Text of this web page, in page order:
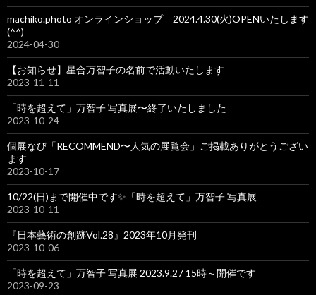
machiko.photo オンラインショップ 2024.4.30(火)OPENいたします
(^^)
2024-04-30
【お知らせ】星合万智子の名前で活動いたします
2023-11-11
「時を超えて」万智子 写真展〜終了いたしました
2023-10-24
個展なび「RECOMMEND〜人気の展覧会」ご掲載ありがとうござい
ます
2023-10-17
10/22(日)まで開催中です✨「時を超えて」万智子 写真展
2023-10-11
『日本藝術の創跡Vol.28』2023年10月発刊
2023-10-06
「時を超えて」万智子 写真展 2023.9.27 15時～開催です
2023-09-23